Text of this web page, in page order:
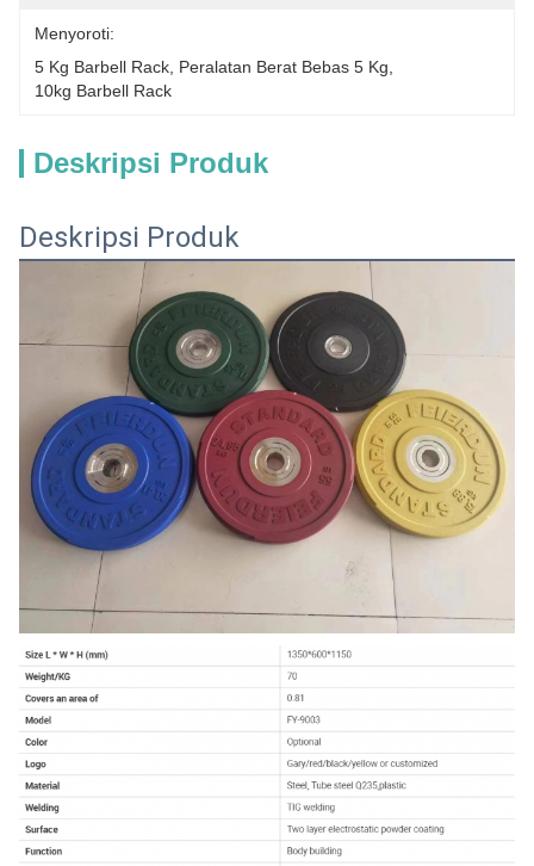
Menyoroti:
5 Kg Barbell Rack Peralatan Berat Bebas 5 Kg
10kg Barbell Rack
Deskripsi Produk
Deskripsi Produk